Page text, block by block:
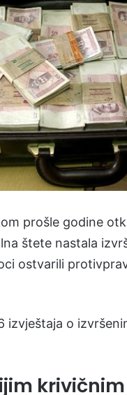
prošle godine
štete nastala
ostvarili
izvještaja o